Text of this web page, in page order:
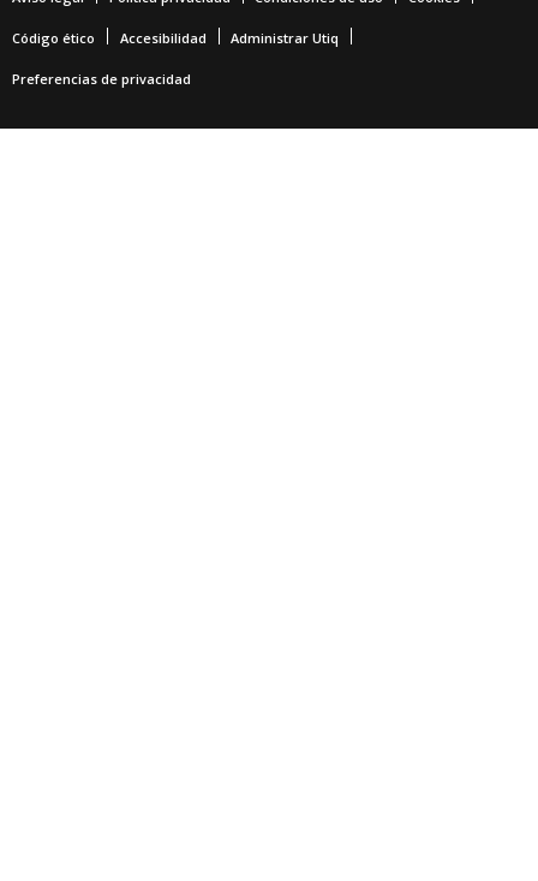
Código ético Accesibilidad Administrar Utiq
Preferencias de privacidad